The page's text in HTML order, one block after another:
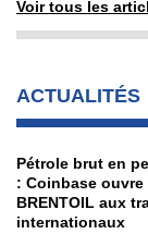
Voir tous les
ACTUALITÉS
Pétrole brut en
: Coinbase ouvre
BRENTOIL aux
internationaux